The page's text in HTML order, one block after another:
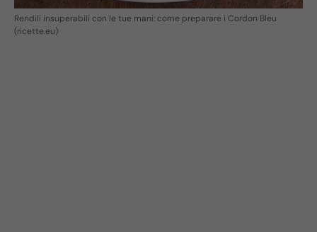
Rendili insuperabili con le tue mani: come preparare i Cordon Bleu
(ricette.eu)